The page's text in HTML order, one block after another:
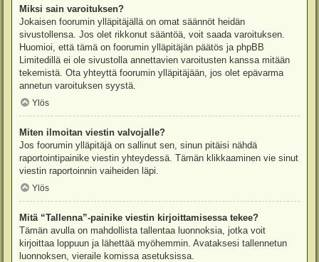
Miksi sain varoituksen?
Jokaisen foorumin ylläpitäjällä on omat säännöt heidän
sivustollensa. Jos olet rikkonut sääntöä, voit saada varoituksen.
Huomioi, että tämä on foorumin ylläpitäjän päätös ja phpBB
Limitedillä ei ole sivustolla annettavien varoitusten kanssa mitään
tekemistä. Ota yhteyttä foorumin ylläpitäjään, jos olet epävarma
annetun varoituksen syystä.
Ylös
Miten ilmoitan viestin valvojalle?
Jos foorumin ylläpitäjä on sallinut sen, sinun pitäisi nähdä
raportointipainike viestin yhteydessä. Tämän klikkaaminen vie sinut
viestin raportoinnin vaiheiden läpi.
Ylös
Mitä “Tallenna”-painike viestin kirjoittamisessa tekee?
Tämän avulla on mahdollista tallentaa luonnoksia, jotka voit
kirjoittaa loppuun ja lähettää myöhemmin. Avataksesi tallennetun
luonnoksen, vieraile komissa asetuksissa.